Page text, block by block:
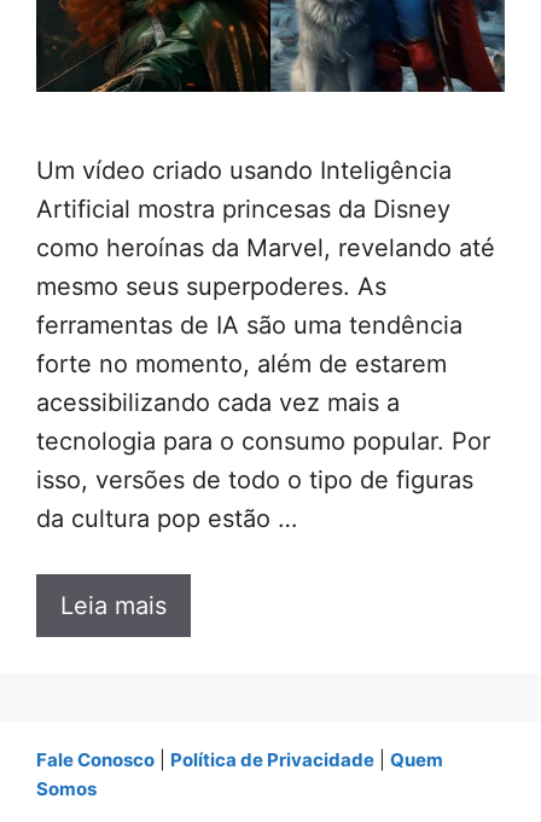
Um vídeo criado usando Inteligência
Artificial mostra princesas da Disney
como heroínas da Marvel, revelando até
mesmo seus superpoderes. As
ferramentas de IA são uma tendência
forte no momento, além de estarem
acessibilizando cada vez mais a
tecnologia para o consumo popular. Por
isso, versões de todo o tipo de figuras
da cultura pop estão …
Leia mais
Fale Conosco Política de Privacidade
Quem
Somos